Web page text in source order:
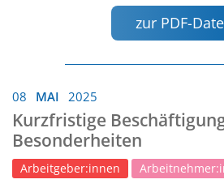
zur PDF-
08 MAI 2025
Kurzfristige
Besonderheiten
Arbeitgeber:innen